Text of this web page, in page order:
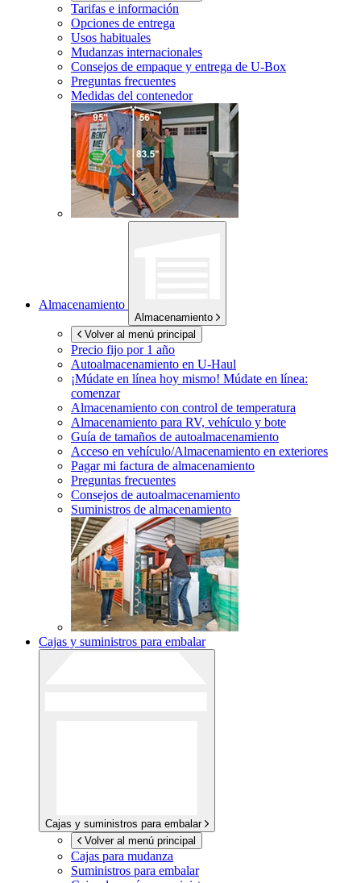
Tarifas e información
Opciones de entrega
Usos habituales
Mudanzas internacionales
Consejos de empaque y entrega de U-Box
Preguntas frecuentes
Medidas del contenedor
Almacenamiento
Almacenamiento
Volver al menú principal
Precio fijo por 1 año
Autoalmacenamiento en U-Haul
¡Múdate en línea hoy mismo! Múdate en línea:
comenzar
Almacenamiento con control de temperatura
Almacenamiento para RV, vehículo y bote
Guía de tamaños de autoalmacenamiento
Acceso en vehículo/Almacenamiento en exteriores
Pagar mi factura de almacenamiento
Preguntas frecuentes
Consejos de autoalmacenamiento
Suministros de almacenamiento
Cajas y suministros para embalar
Cajas y suministros para embalar
Volver al menú principal
Cajas para mudanza
Suministros para embalar